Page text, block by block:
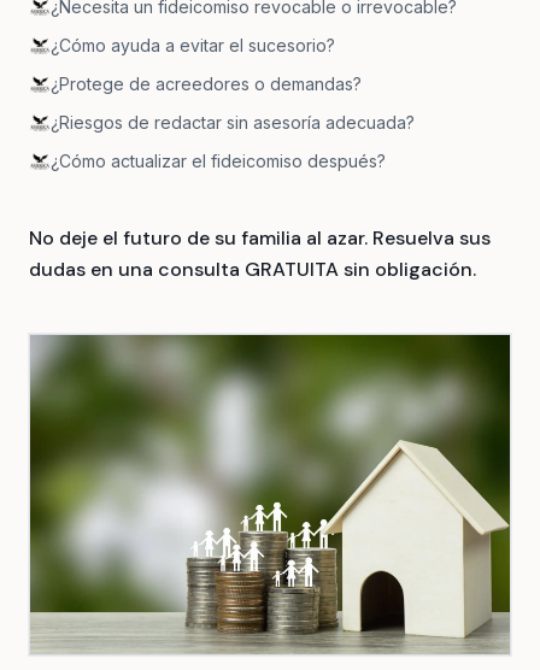
¿Necesita un fideicomiso revocable o irrevocable?
¿Cómo ayuda a evitar el sucesorio?
¿Protege de acreedores o demandas?
¿Riesgos de redactar sin asesoría adecuada?
¿Cómo actualizar el fideicomiso después?
No deje el futuro de su familia al azar. Resuelva sus
dudas en una consulta GRATUITA sin obligación.